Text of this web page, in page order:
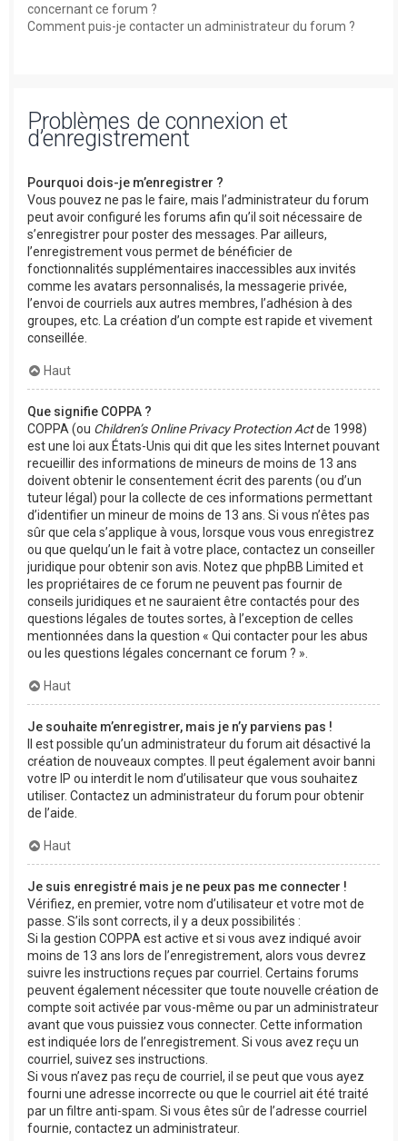
concernant ce forum ?
Comment puis-je contacter un administrateur du forum ?
Problèmes de connexion et
d’enregistrement
Pourquoi dois-je m’enregistrer ?
Vous pouvez ne pas le faire, mais l’administrateur du forum
peut avoir configuré les forums afin qu’il soit nécessaire de
s’enregistrer pour poster des messages. Par ailleurs,
l’enregistrement vous permet de bénéficier de
fonctionnalités supplémentaires inaccessibles aux invités
comme les avatars personnalisés, la messagerie privée,
l’envoi de courriels aux autres membres, l’adhésion à des
groupes, etc. La création d’un compte est rapide et vivement
conseillée.
Haut
Que signifie COPPA ?
COPPA (ou Children’s Online Privacy Protection Actde 1998)
est une loi aux États-Unis qui dit que les sites Internet pouvant
recueillir des informations de mineurs de moins de 13 ans
doivent obtenir le consentement écrit des parents (ou d’un
tuteur légal) pour la collecte de ces informations permettant
d’identifier un mineur de moins de 13 ans. Si vous n’êtes pas
sûr que cela s’applique à vous, lorsque vous vous enregistrez
ou que quelqu’un le fait à votre place, contactez un conseiller
juridique pour obtenir son avis. Notez que phpBB Limited et
les propriétaires de ce forum ne peuvent pas fournir de
conseils juridiques et ne sauraient être contactés pour des
questions légales de toutes sortes, à l’exception de celles
mentionnées dans la question « Qui contacter pour les abus
ou les questions légales concernant ce forum ? ».
Haut
Je souhaite m’enregistrer, mais je n’y parviens pas !
Il est possible qu’un administrateur du forum ait désactivé la
création de nouveaux comptes. Il peut également avoir banni
votre IP ou interdit le nom d’utilisateur que vous souhaitez
utiliser. Contactez un administrateur du forum pour obtenir
de l’aide.
Haut
Je suis enregistré mais je ne peux pas me connecter !
Vérifiez, en premier, votre nom d’utilisateur et votre mot de
passe. S’ils sont corrects, il y a deux possibilités :
Si la gestion COPPA est active et si vous avez indiqué avoir
moins de 13 ans lors de l’enregistrement, alors vous devrez
suivre les instructions reçues par courriel. Certains forums
peuvent également nécessiter que toute nouvelle création de
compte soit activée par vous-même ou par un administrateur
avant que vous puissiez vous connecter. Cette information
est indiquée lors de l’enregistrement. Si vous avez reçu un
courriel, suivez ses instructions.
Si vous n’avez pas reçu de courriel, il se peut que vous ayez
fourni une adresse incorrecte ou que le courriel ait été traité
par un filtre anti-spam. Si vous êtes sûr de l’adresse courriel
fournie, contactez un administrateur.